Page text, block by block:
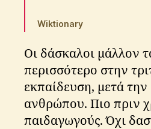
Wiktionary
Οι δάσκαλοι μάλλον
περισσότερο στην
εκπαίδευση, μετά
ανθρώπου. Πιο πριν
παιδαγωγούς. Όχι
π
α